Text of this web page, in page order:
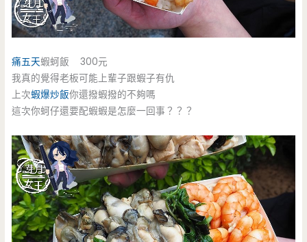
痛五天蝦蚵飯 300元
我真的覺得老板可能上輩子跟蝦子有仇
上次蝦爆炒飯你還撥蝦撥的不夠嗎
這次你蚵仔還要配蝦蝦是怎麼一回事？？？